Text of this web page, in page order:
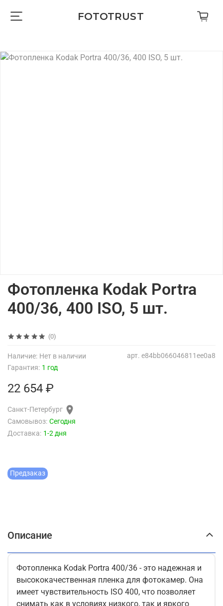
FOTOTRUST
(0)
арт. e84bb066046811ee0a8
Наличие: Нет в наличии
Гарантия: 1 год
Предзаказ
Фотопленка Kodak Portra
400/36, 400 ISO, 5 шт.
22 654 ₽
Санкт-Петербург
Самовывоз: Сегодня
Доставка: 1-2 дня
Описание
Фотопленка Kodak Portra 400/36 - это надежная и
высококачественная пленка для фотокамер. Она
имеет чувствительность ISO 400, что позволяет
снимать как в условиях низкого, так и яркого